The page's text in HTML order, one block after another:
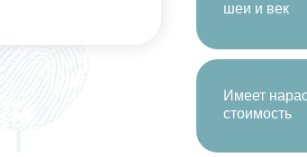
шеи и век
Имеет
стоимость